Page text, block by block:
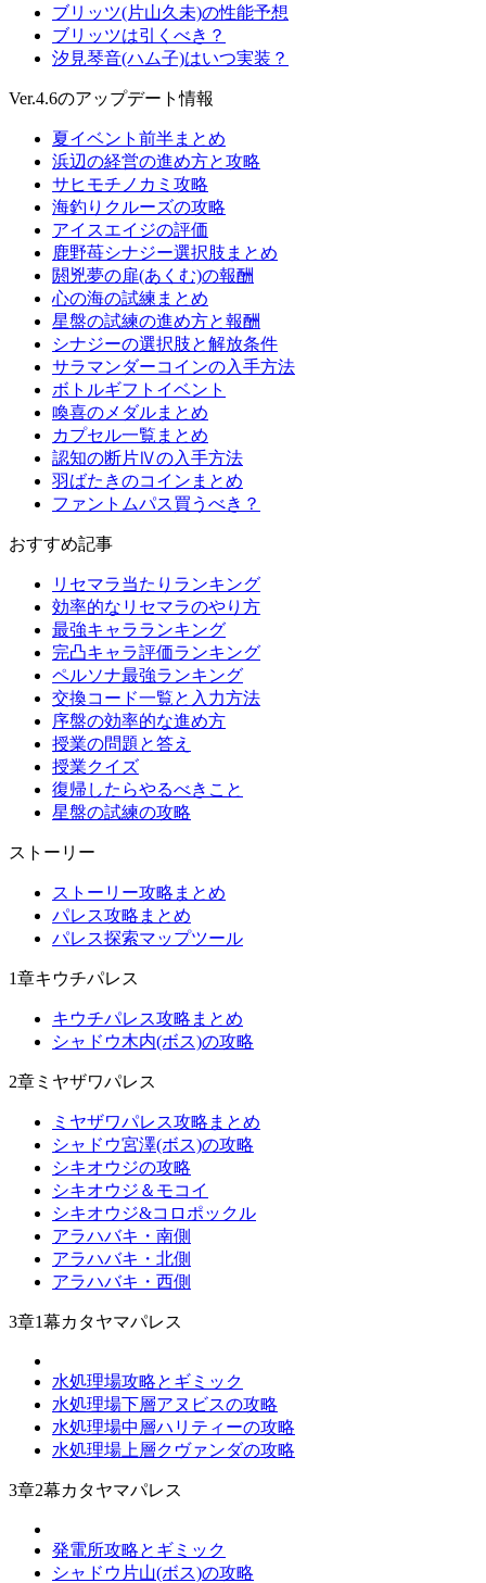
ブリッツ(片山久未)の性能予想
ブリッツは引くべき？
汐見琴音(ハム子)はいつ実装？
Ver.4.6のアップデート情報
夏イベント前半まとめ
浜辺の経営の進め方と攻略
サヒモチノカミ攻略
海釣りクルーズの攻略
アイスエイジの評価
鹿野苺シナジー選択肢まとめ
閼兇夢の扉(あくむ)の報酬
心の海の試練まとめ
星盤の試練の進め方と報酬
シナジーの選択肢と解放条件
サラマンダーコインの入手方法
ボトルギフトイベント
喚喜のメダルまとめ
カプセル一覧まとめ
認知の断片Ⅳの入手方法
羽ばたきのコインまとめ
ファントムパス買うべき？
おすすめ記事
リセマラ当たりランキング
効率的なリセマラのやり方
最強キャラランキング
完凸キャラ評価ランキング
ペルソナ最強ランキング
交換コード一覧と入力方法
序盤の効率的な進め方
授業の問題と答え
授業クイズ
復帰したらやるべきこと
星盤の試練の攻略
ストーリー
ストーリー攻略まとめ
パレス攻略まとめ
パレス探索マップツール
1章キウチパレス
キウチパレス攻略まとめ
シャドウ木内(ボス)の攻略
2章ミヤザワパレス
ミヤザワパレス攻略まとめ
シャドウ宮澤(ボス)の攻略
シキオウジの攻略
シキオウジ＆モコイ
シキオウジ&コロポックル
アラハバキ・南側
アラハバキ・北側
アラハバキ・西側
3章1幕カタヤマパレス
水処理場攻略とギミック
水処理場下層アヌビスの攻略
水処理場中層ハリティーの攻略
水処理場上層クヴァンダの攻略
3章2幕カタヤマパレス
発電所攻略とギミック
シャドウ片山(ボス)の攻略